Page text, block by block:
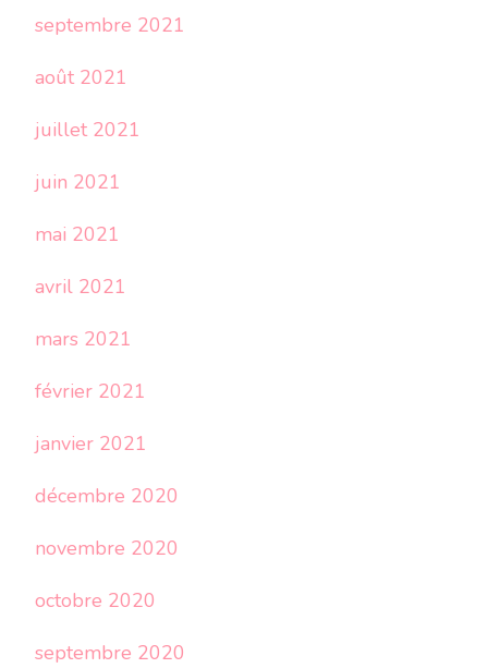
septembre 2021
août 2021
juillet 2021
juin 2021
mai 2021
avril 2021
mars 2021
février 2021
janvier 2021
décembre 2020
novembre 2020
octobre 2020
septembre 2020